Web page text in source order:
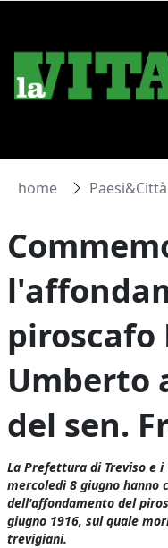
home Paesi&Città
piroscafo
Umberto
del sen.
La Prefettura di Treviso e i
mercoledì 8 giugno hanno
dell'affondamento del
giugno 1916, sul quale
trevigiani.